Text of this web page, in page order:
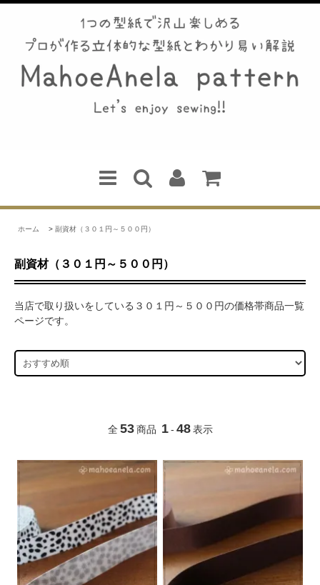
ホーム > 副資材（３０１円～５００円）
副資材（３０１円～５００円）
当店で取り扱いをしている３０１円～５００円の価格帯商品一覧
ページです。
全 53 商品 1 - 48 表示